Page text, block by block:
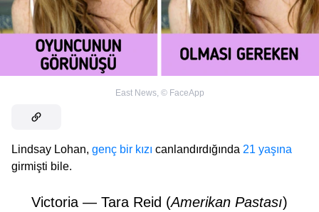
East News, © FaceApp
Lindsay Lohan, genç bir kızı canlandırdığında 21 yaşına
girmişti bile.
Victoria — Tara Reid (Amerikan Pastası)